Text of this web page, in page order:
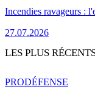
Incendies ravageurs :
27.07.2026
LES PLUS
PRODÉFENSE